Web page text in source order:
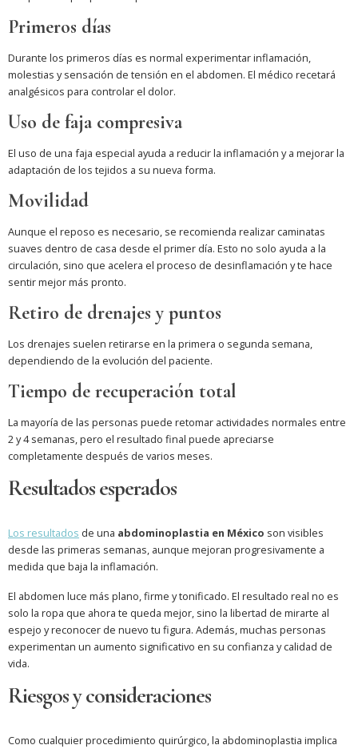
Primeros días
Durante los primeros días es normal experimentar inflamación,
molestias y sensación de tensión en el abdomen. El médico recetará
analgésicos para controlar el dolor.
Uso de faja compresiva
El uso de una faja especial ayuda a reducir la inflamación y a mejorar la
adaptación de los tejidos a su nueva forma.
Movilidad
Aunque el reposo es necesario, se recomienda realizar caminatas
suaves dentro de casa desde el primer día. Esto no solo ayuda a la
circulación, sino que acelera el proceso de desinflamación y te hace
sentir mejor más pronto.
Retiro de drenajes y puntos
Los drenajes suelen retirarse en la primera o segunda semana,
dependiendo de la evolución del paciente.
Tiempo de recuperación total
La mayoría de las personas puede retomar actividades normales entre
2 y 4 semanas, pero el resultado final puede apreciarse
completamente después de varios meses.
Resultados esperados
Los resultados de una abdominoplastia en México son visibles
desde las primeras semanas, aunque mejoran progresivamente a
medida que baja la inflamación.
El abdomen luce más plano, firme y tonificado. El resultado real no es
solo la ropa que ahora te queda mejor, sino la libertad de mirarte al
espejo y reconocer de nuevo tu figura. Además, muchas personas
experimentan un aumento significativo en su confianza y calidad de
vida.
Riesgos y consideraciones
Como cualquier procedimiento quirúrgico, la abdominoplastia implica